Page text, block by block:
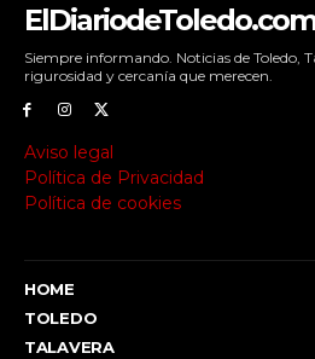
ElDiariodeToledo.com
Siempre informando. Noticias de Toledo,
rigurosidad y cercanía que merecen.
Aviso legal
Política de Privacidad
Política de cookies
HOME
TOLEDO
TALAVERA